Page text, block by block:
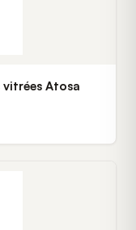
Atosa